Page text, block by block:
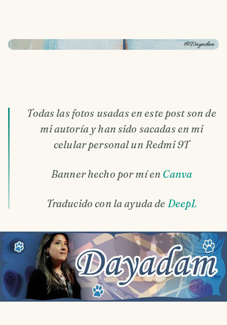
Todas las fotos usadas en este post son de
mi autoría y han sido sacadas en mi
celular personal un Redmi 9T
Banner hecho por mí en Canva
Traducido con la ayuda de DeepL